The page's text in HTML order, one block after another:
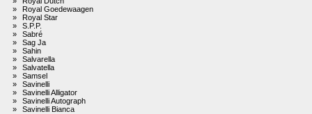
»
Royal Goedewaagen
»
Royal Star
»
S.P.P.
»
Sabré
»
Sag Ja
»
Sahin
»
Salvarella
»
Salvatella
»
Samsel
»
Savinelli
»
Savinelli Alligator
»
Savinelli Autograph
»
Savinelli Bianca